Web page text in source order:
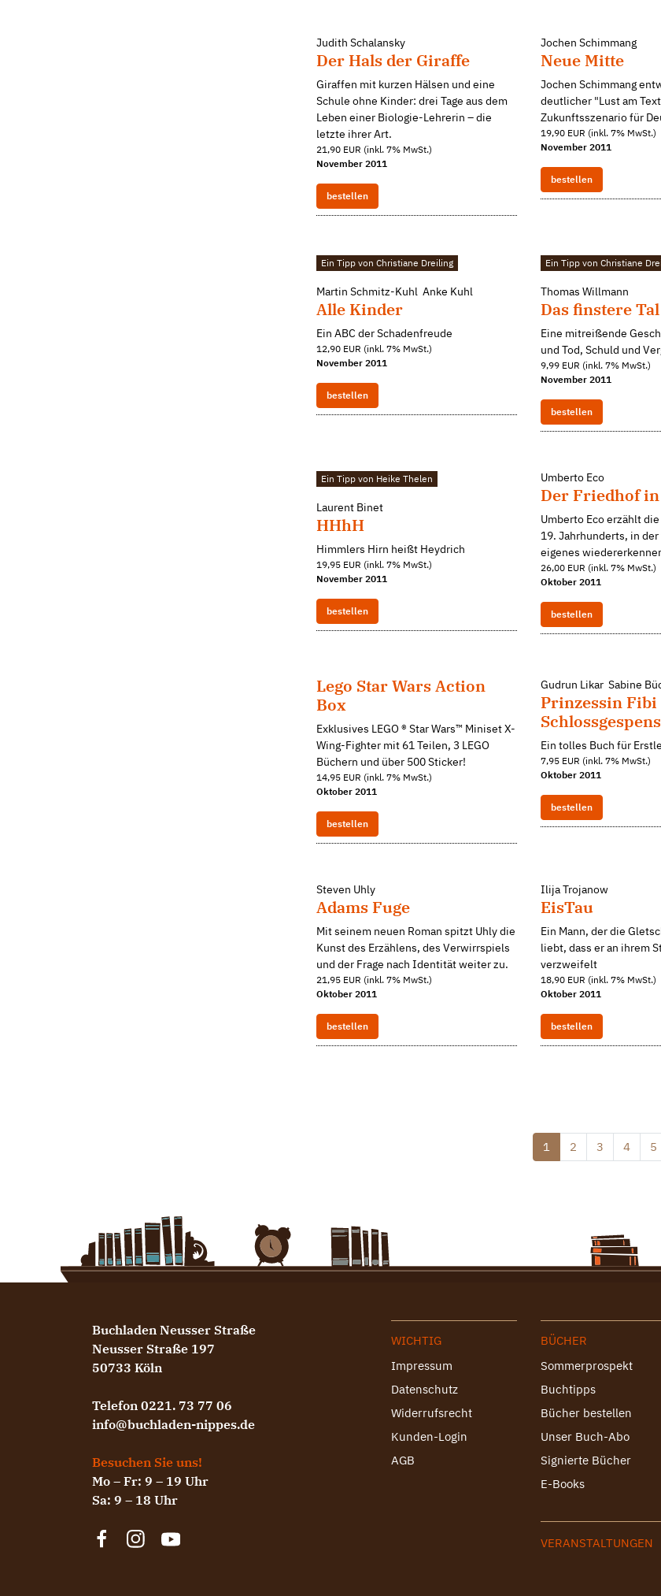
Judith Schalansky
Der Hals der Giraffe
Giraffen mit kurzen Hälsen und eine
Schule ohne Kinder: drei Tage aus dem
Leben einer Biologie-Lehrerin – die
letzte ihrer Art.
21,90 EUR (inkl. 7% MwSt.)
November 2011
bestellen
Jochen Schimmang
Neue Mitte
Jochen Schimmang
deutlicher "Lust am
Zukunftsszenario für
19,90 EUR (inkl. 7% MwSt.)
November 2011
bestellen
Ein Tipp von Christiane Dreiling
Martin Schmitz-Kuhl Anke Kuhl
Alle Kinder
Ein ABC der Schadenfreude
12,90 EUR (inkl. 7% MwSt.)
November 2011
bestellen
Ein Tipp von Christiane
Thomas Willmann
Das finstere
Eine mitreißende
und Tod, Schuld und
9,99 EUR (inkl. 7% MwSt.)
November 2011
bestellen
Ein Tipp von Heike Thelen
Laurent Binet
HHhH
Himmlers Hirn heißt Heydrich
19,95 EUR (inkl. 7% MwSt.)
November 2011
bestellen
Umberto Eco
Der Friedhof
Umberto Eco erzählt
19. Jahrhunderts, in
eigenes
26,00 EUR (inkl. 7% MwSt.)
Oktober 2011
bestellen
Lego Star Wars Action
Box
Exklusives LEGO ® Star Wars™ Miniset X-
Wing-Fighter mit 61 Teilen, 3 LEGO
Büchern und über 500 Sticker!
14,95 EUR (inkl. 7% MwSt.)
Oktober 2011
bestellen
Gudrun Likar Sabine
Prinzessin Fibi
Ein tolles Buch für
7,95 EUR (inkl. 7% MwSt.)
Oktober 2011
bestellen
Steven Uhly
Adams Fuge
Mit seinem neuen Roman spitzt Uhly die
Kunst des Erzählens, des Verwirrspiels
und der Frage nach Identität weiter zu.
21,95 EUR (inkl. 7% MwSt.)
Oktober 2011
bestellen
Ilija Trojanow
EisTau
Ein Mann, der die
liebt, dass er an ihrem
verzweifelt
18,90 EUR (inkl. 7% MwSt.)
Oktober 2011
bestellen
1 2 3 4 5
Buchladen Neusser Straße
Neusser Straße 197
50733 Köln
Telefon 0221. 73 77 06
info@buchladen-nippes.de
Besuchen Sie uns!
Mo – Fr: 9 – 19 Uhr
Sa: 9 – 18 Uhr
WICHTIG
Impressum
Datenschutz
Widerrufsrecht
Kunden-Login
AGB
BÜCHER
Sommerprospekt
Buchtipps
Bücher bestellen
Unser Buch-Abo
Signierte Bücher
E-Books
VERANSTALTUNGEN